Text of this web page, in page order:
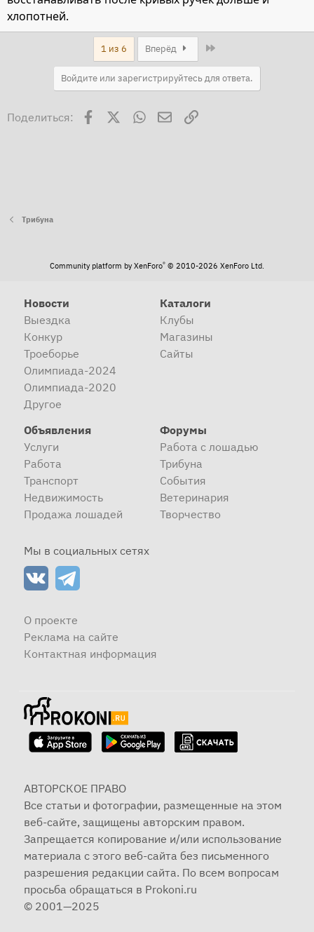
хлопотней.
1 из 6 Вперёд
Войдите или зарегистрируйтесь для ответа.
Поделиться: Facebook WhatsAppЭлектронная почта
Ссылка
Трибуна
Community platform by XenForo® © 2010-2026 XenForo Ltd.
Новости
Выездка
Конкур
Троеборье
Олимпиада-2024
Олимпиада-2020
Другое
Каталоги
Клубы
Магазины
Сайты
Объявления
Услуги
Работа
Транспорт
Недвижимость
Продажа лошадей
Форумы
Работа с лошадью
Трибуна
События
Ветеринария
Творчество
Мы в социальных сетях
О проекте
Реклама на сайте
Контактная информация
АВТОРСКОЕ ПРАВО
Все статьи и фотографии, размещенные на этом
веб-сайте, защищены авторским правом.
Запрещается копирование и/или использование
материала с этого веб-сайта без письменного
разрешения редакции сайта. По всем вопросам
просьба обращаться в Prokoni.ru
© 2001—2025